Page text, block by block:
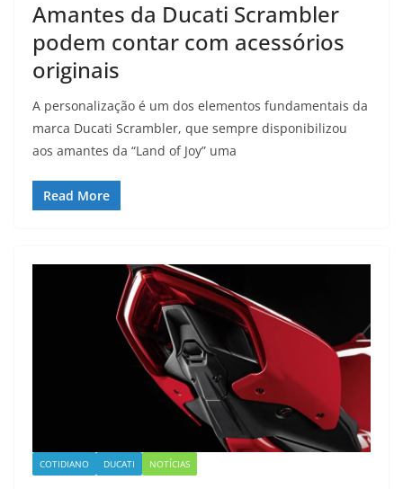
Amantes da Ducati Scrambler
podem contar com acessórios
originais
A personalização é um dos elementos fundamentais da
marca Ducati Scrambler, que sempre disponibilizou
aos amantes da “Land of Joy” uma
Read More
COTIDIANO DUCATI NOTÍCIAS